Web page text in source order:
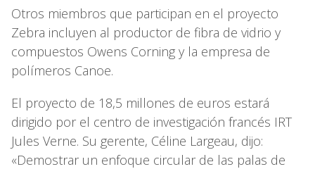
Otros miembros que participan en el proyecto
Zebra incluyen al productor de fibra de vidrio y
compuestos Owens Corning y la empresa de
polímeros Canoe.
El proyecto de 18,5 millones de euros estará
dirigido por el centro de investigación francés IRT
Jules Verne. Su gerente, Céline Largeau, dijo:
«Demostrar un enfoque circular de las palas de